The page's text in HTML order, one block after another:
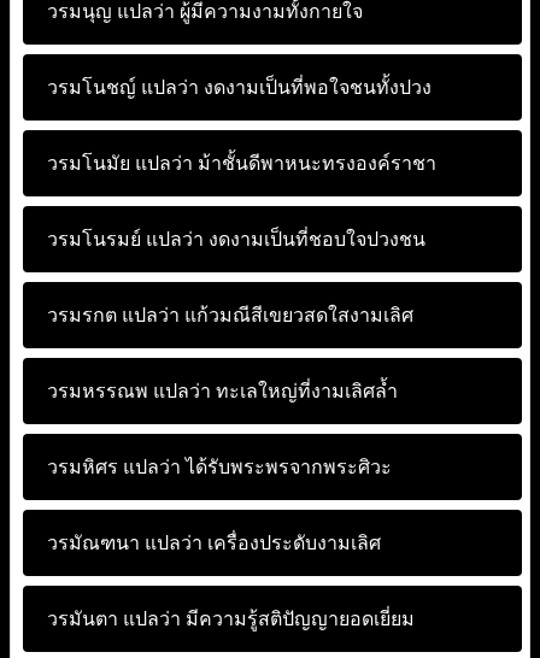
วรมนุญ แปลว่า ผู้มีความงามทั้งกายใจ
วรมโนชญ์ แปลว่า งดงามเป็นที่พอใจชนทั้งปวง
วรมโนมัย แปลว่า ม้าชั้นดีพาหนะทรงองค์ราชา
วรมโนรมย์ แปลว่า งดงามเป็นที่ชอบใจปวงชน
วรมรกต แปลว่า แก้วมณีสีเขยวสดใสงามเลิศ
วรมหรรณพ แปลว่า ทะเลใหญ่ที่งามเลิศล้ำ
วรมหิศร แปลว่า ได้รับพระพรจากพระศิวะ
วรมัณฑนา แปลว่า เครื่องประดับงามเลิศ
วรมันตา แปลว่า มีความรู้สติปัญญายอดเยี่ยม